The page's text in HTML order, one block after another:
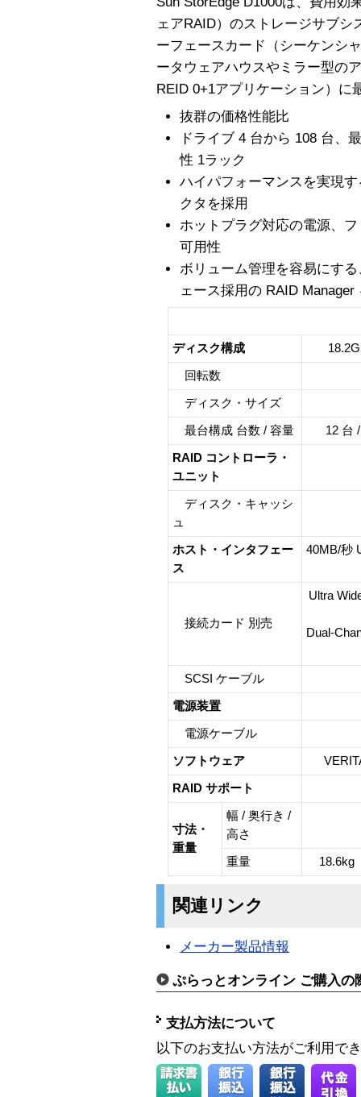
ェアRAID）のストレージサブ
ーフェースカード（シーケンシ
ータウェアハウスやミラー型の
REID 0+1アプリケーション）に
抜群の価格性能比
ドライブ 4 台から 108 台、
性 1ラック
ハイパフォーマンスを実現
クタを採用
ホットプラグ対応の電源、
可用性
ボリューム管理を容易にす
ェース採用の RAID Manager
ディスク構成
回転数
ディスク・サイズ
最台構成 台数 / 容量 12 台
RAID コントローラ・
ユニット
ディスク・キャッシ
ュ
ホスト・インタフェー
ス
40MB/秒
接続カード 別売
Ultra
Dual-
SCSI ケーブル
電源装置
電源ケーブル
ソフトウェア
RAID サポート
寸法・
重量
幅 / 奥行き /
高さ
重量 18.6kg
関連リンク
メーカー製品情報
ぷらっとオンライン ご購入の
支払方法について
以下のお支払い方法がご利用で